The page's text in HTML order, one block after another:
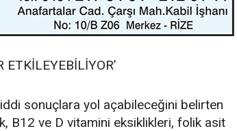
sonuçlara yol açabileceğini belirten
B12 ve D vitamini eksiklikleri, folik asit